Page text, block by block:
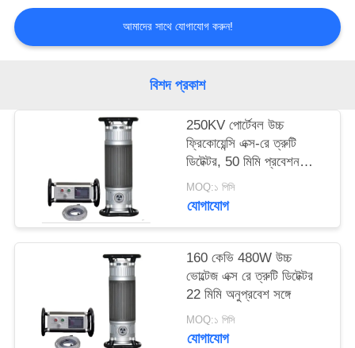
আবেদন
আমাদের সাথে যোগাযোগ করুন!
বিশদ প্রকাশ
250KV পোর্টেবল উচ্চ
ফ্রিকোয়েন্সি এক্স-রে ত্রুটি
ডিটেক্টর, 50 মিমি প্রবেশন
ক্ষমতা সহ
MOQ:১ পিসি
যোগাযোগ
160 কেভি 480W উচ্চ
ভোল্টেজ এক্স রে ত্রুটি ডিটেক্টর
22 মিমি অনুপ্রবেশ সঙ্গে
MOQ:১ পিসি
যোগাযোগ